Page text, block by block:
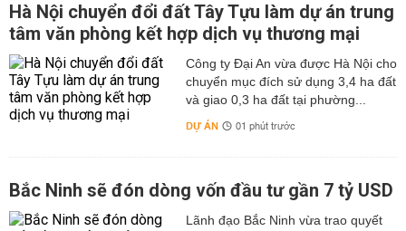
Hà Nội chuyển đổi đất Tây Tựu làm dự án trung
tâm văn phòng kết hợp dịch vụ thương mại
Công ty Đại An vừa được Hà Nội cho
chuyển mục đích sử dụng 3,4 ha đất
và giao 0,3 ha đất tại phường...
DỰ ÁN 01 phút trước
Bắc Ninh sẽ đón dòng vốn đầu tư gần 7 tỷ USD
Lãnh đạo Bắc Ninh vừa trao quyết